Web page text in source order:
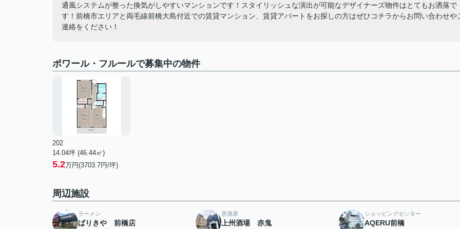
通風システムが整った換気がしやすいマンションです！スタイリッシュな演出が可能なデザイナーズ物件はとてもお洒落で
す！前橋市エリアと両毛線前橋大島付近での賃貸マンション、賃貸アパートをお探しの方はぜひコチラからお問い合わせや
連絡をください！
ポワール・フルールで募集中の物件
202
14.04坪 (46.44㎡)
5.2万円(3703.7円/坪)
周辺施設
ラーメン
ばりきや 前橋店
居酒屋
上州酒場 赤鬼
ショッピングセンター
AQERU前橋